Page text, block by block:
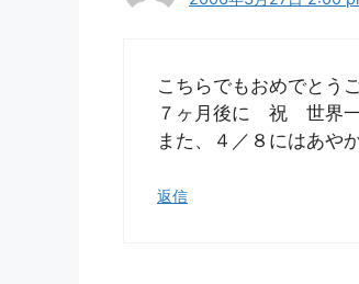
こちらでもおめでとう
７ヶ月後に 祝 世界一
また、４／８にはあや
返信